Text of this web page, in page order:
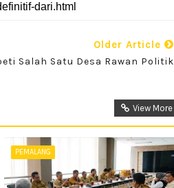
Older Article
Salah Satu Desa Rawan Politik
View More
PEMALANG